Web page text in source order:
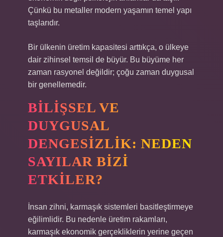
Çünkü bu metaller modern yaşamın temel yapı
taşlarıdır.
Bir ülkenin üretim kapasitesi arttıkça, o ülkeye
dair zihinsel temsil de büyür. Bu büyüme her
zaman rasyonel değildir; çoğu zaman duygusal
bir genellemedir.
BILIŞSEL VE
DUYGUSAL
DENGESIZLIK: NEDEN
SAYILAR BIZI
ETKILER?
İnsan zihni, karmaşık sistemleri basitleştirmeye
eğilimlidir. Bu nedenle üretim rakamları,
karmaşık ekonomik gerçekliklerin yerine geçen